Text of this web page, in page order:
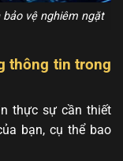
vệ nghiêm ngặt
thông tin trong
thực sự cần thiết
bạn, cụ thể bao